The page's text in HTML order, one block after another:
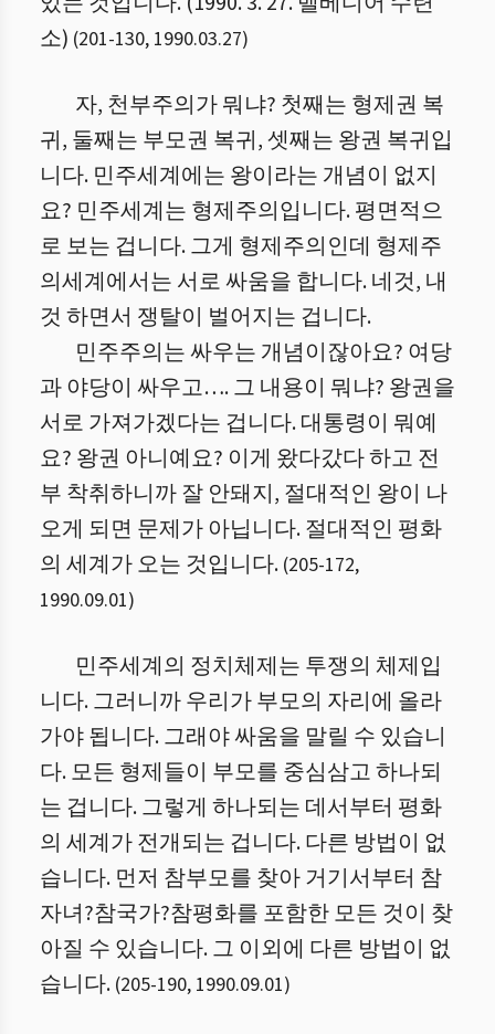
소) (201-130, 1990.03.27)
자, 천부주의가 뭐냐? 첫째는 형제권 복
귀, 둘째는 부모권 복귀, 셋째는 왕권 복귀입
니다. 민주세계에는 왕이라는 개념이 없지
요? 민주세계는 형제주의입니다. 평면적으
로 보는 겁니다. 그게 형제주의인데 형제주
의세계에서는 서로 싸움을 합니다. 네것, 내
것 하면서 쟁탈이 벌어지는 겁니다.
민주주의는 싸우는 개념이잖아요? 여당
과 야당이 싸우고…. 그 내용이 뭐냐? 왕권을
서로 가져가겠다는 겁니다. 대통령이 뭐예
요? 왕권 아니예요? 이게 왔다갔다 하고 전
부 착취하니까 잘 안돼지, 절대적인 왕이 나
오게 되면 문제가 아닙니다. 절대적인 평화
의 세계가 오는 것입니다. (205-172,
1990.09.01)
민주세계의 정치체제는 투쟁의 체제입
니다. 그러니까 우리가 부모의 자리에 올라
가야 됩니다. 그래야 싸움을 말릴 수 있습니
다. 모든 형제들이 부모를 중심삼고 하나되
는 겁니다. 그렇게 하나되는 데서부터 평화
의 세계가 전개되는 겁니다. 다른 방법이 없
습니다. 먼저 참부모를 찾아 거기서부터 참
자녀?참국가?참평화를 포함한 모든 것이 찾
아질 수 있습니다. 그 이외에 다른 방법이 없
습니다. (205-190, 1990.09.01)